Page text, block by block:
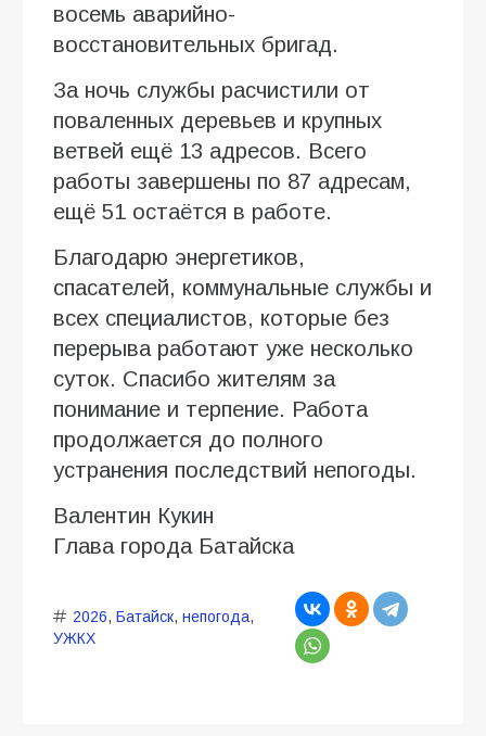
восемь аварийно-
восстановительных бригад.
За ночь службы расчистили от
поваленных деревьев и крупных
ветвей ещё 13 адресов. Всего
работы завершены по 87 адресам,
ещё 51 остаётся в работе.
Благодарю энергетиков,
спасателей, коммунальные службы и
всех специалистов, которые без
перерыва работают уже несколько
суток. Спасибо жителям за
понимание и терпение. Работа
продолжается до полного
устранения последствий непогоды.
Валентин Кукин
Глава города Батайска
2026, Батайск, непогода,
УЖКХ